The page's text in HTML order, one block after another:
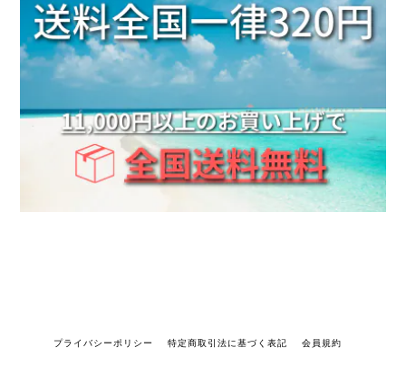
プライバシーポリシー 特定商取引法に基づく表記 会員規約